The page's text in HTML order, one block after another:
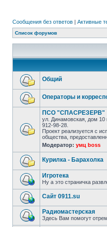
Сообщения без ответов | Активные
Список форумов
Общий
Операторы и
ПСО "СПАСРЕЗЕРВ"
ул. Динамовская, дом 10
912-98-28.
Проект реализуется с
общества,
Модератор: умц boss
Курилка - Барахолка
Игротека
Ну а это страничка
Сайт 0911.su
Радиомастерская
Здесь Вам помогут